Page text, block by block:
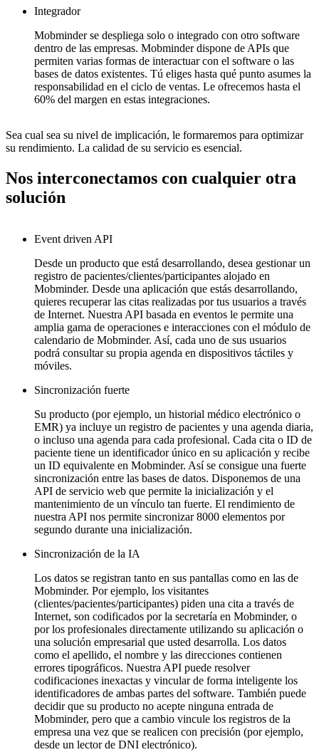
Integrador
Mobminder se despliega solo o integrado con otro software
dentro de las empresas. Mobminder dispone de APIs que
permiten varias formas de interactuar con el software o las
bases de datos existentes. Tú eliges hasta qué punto asumes la
responsabilidad en el ciclo de ventas. Le ofrecemos hasta el
60% del margen en estas integraciones.
Sea cual sea su nivel de implicación, le formaremos para optimizar
su rendimiento. La calidad de su servicio es esencial.
Nos interconectamos con cualquier otra
solución
Event driven API
Desde un producto que está desarrollando, desea gestionar un
registro de pacientes/clientes/participantes alojado en
Mobminder. Desde una aplicación que estás desarrollando,
quieres recuperar las citas realizadas por tus usuarios a través
de Internet. Nuestra API basada en eventos le permite una
amplia gama de operaciones e interacciones con el módulo de
calendario de Mobminder. Así, cada uno de sus usuarios
podrá consultar su propia agenda en dispositivos táctiles y
móviles.
Sincronización fuerte
Su producto (por ejemplo, un historial médico electrónico o
EMR) ya incluye un registro de pacientes y una agenda diaria,
o incluso una agenda para cada profesional. Cada cita o ID de
paciente tiene un identificador único en su aplicación y recibe
un ID equivalente en Mobminder. Así se consigue una fuerte
sincronización entre las bases de datos. Disponemos de una
API de servicio web que permite la inicialización y el
mantenimiento de un vínculo tan fuerte. El rendimiento de
nuestra API nos permite sincronizar 8000 elementos por
segundo durante una inicialización.
Sincronización de la IA
Los datos se registran tanto en sus pantallas como en las de
Mobminder. Por ejemplo, los visitantes
(clientes/pacientes/participantes) piden una cita a través de
Internet, son codificados por la secretaría en Mobminder, o
por los profesionales directamente utilizando su aplicación o
una solución empresarial que usted desarrolla. Los datos
como el apellido, el nombre y las direcciones contienen
errores tipográficos. Nuestra API puede resolver
codificaciones inexactas y vincular de forma inteligente los
identificadores de ambas partes del software. También puede
decidir que su producto no acepte ninguna entrada de
Mobminder, pero que a cambio vincule los registros de la
empresa una vez que se realicen con precisión (por ejemplo,
desde un lector de DNI electrónico).